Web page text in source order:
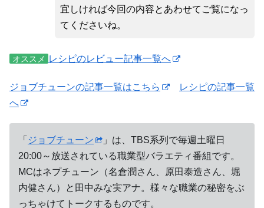
宜しければ今回の内容とあわせてご覧になっ
てくださいね。
オススメ レシピのレビュー記事一覧へ
ジョブチューンの記事一覧はこちら
レシピの記事一覧
へ
「 ジョブチューン
」は、TBS系列で毎週土曜日
20:00～放送されている職業型バラエティ番組です。
MCはネプチューン（名倉潤さん、原田泰造さん、堀
内健さん）と田中みな実アナ。様々な職業の秘密をぶ
っちゃけてトークするものです。